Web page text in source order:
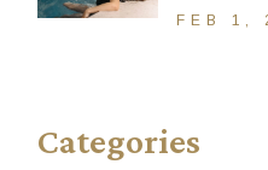
FEB 1,
Categories